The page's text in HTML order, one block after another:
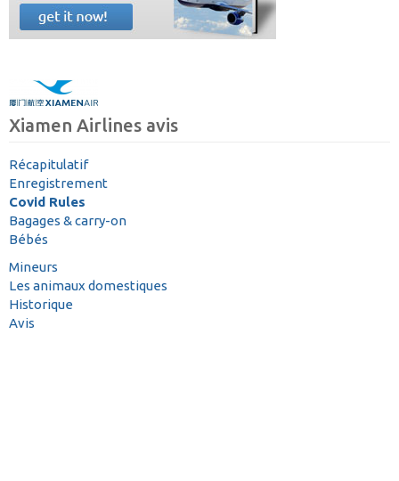
Xiamen Airlines avis
Récapitulatif
Enregistrement
Covid Rules
Bagages & carry-on
Bébés
Mineurs
Les animaux domestiques
Historique
Avis